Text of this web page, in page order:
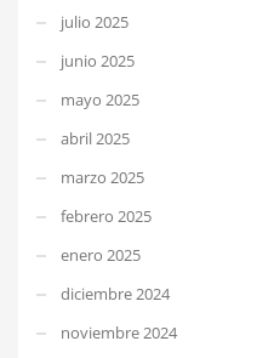
julio 2025
junio 2025
mayo 2025
abril 2025
marzo 2025
febrero 2025
enero 2025
diciembre 2024
noviembre 2024